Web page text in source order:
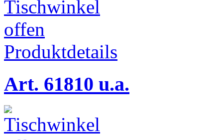
Produktdetails
Art. 61810 u.a.